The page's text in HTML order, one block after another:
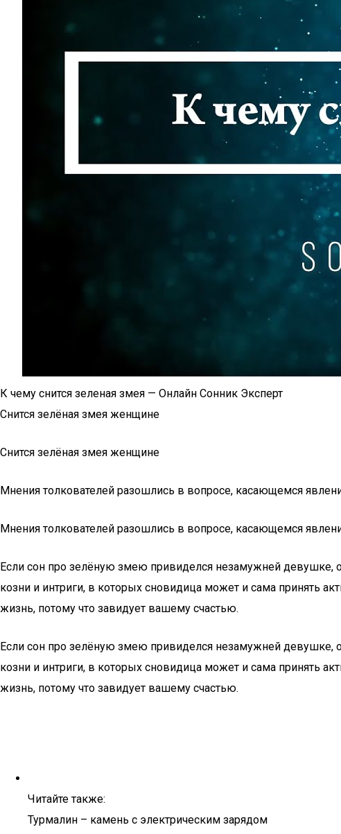
К чему снится зеленая змея — Онлайн Сонник Эксперт
Снится зелёная змея женщине
Снится зелёная змея женщине
Мнения толкователей разошлись в вопросе, касающемся
Мнения толкователей разошлись в вопросе, касающемся
Если сон про зелёную змею привиделся незамужней девушке,
козни и интриги, в которых сновидица может и сама принять
жизнь, потому что завидует вашему счастью.
Если сон про зелёную змею привиделся незамужней девушке,
козни и интриги, в которых сновидица может и сама принять
жизнь, потому что завидует вашему счастью.
Читайте также:
Турмалин – камень с электрическим зарядом